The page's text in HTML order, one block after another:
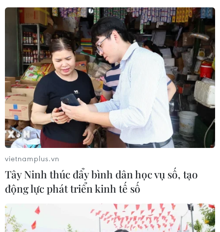
vietnamplus.vn
Tây Ninh thúc đẩy bình dân học vụ số, tạo
động lực phát triển kinh tế số